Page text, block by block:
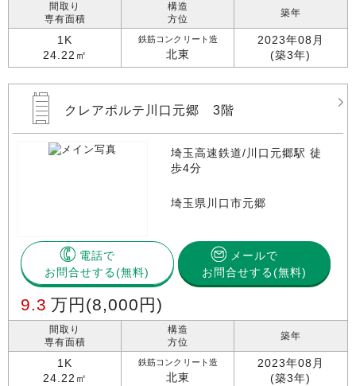
間取り
専有面積
1K
24.22㎡
構造
方位
鉄筋コンクリート造
北東
築年
2023年08月
(築3年)
クレアポルテ川口元郷 3階
埼玉高速鉄道/川口元郷駅 徒
歩4分
埼玉県川口市元郷
電話で
お問合せする
メールで
お問合せする(無料)
9.3 万円 (8,000円)
間取り
専有面積
1K
24.22㎡
構造
方位
鉄筋コンクリート造
北東
築年
2023年08月
(築3年)